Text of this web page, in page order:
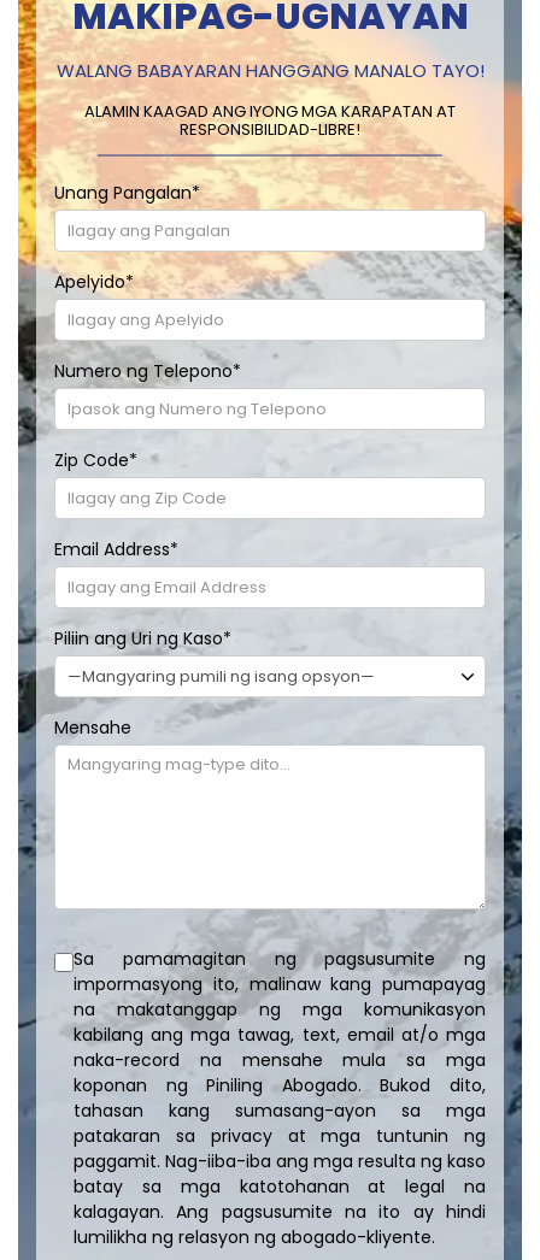
MAKIPAG-UGNAYAN
WALANG BABAYARAN HANGGANG MANALO TAYO!
ALAMIN KAAGAD ANG IYONG MGA KARAPATAN AT
RESPONSIBILIDAD-LIBRE!
Unang Pangalan*
Apelyido*
Numero ng Telepono*
Zip Code*
Email Address*
Piliin ang Uri ng Kaso*
Mensahe
Sa pamamagitan ng pagsusumite ng
impormasyong ito, malinaw kang pumapayag
na makatanggap ng mga komunikasyon
kabilang ang mga tawag, text, email at/o mga
naka-record na mensahe mula sa mga
koponan ng Piniling Abogado. Bukod dito,
tahasan kang sumasang-ayon sa mga
patakaran sa privacy at mga tuntunin ng
paggamit. Nag-iiba-iba ang mga resulta ng kaso
batay sa mga katotohanan at legal na
kalagayan. Ang pagsusumite na ito ay hindi
lumilikha ng relasyon ng abogado-kliyente.